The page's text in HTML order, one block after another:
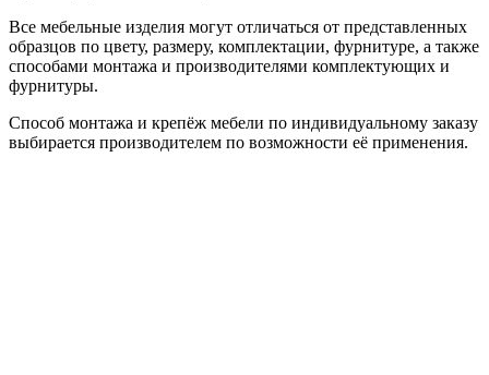
Все мебельные изделия могут отличаться от представленных
образцов по цвету, размеру, комплектации, фурнитуре, а также
способами монтажа и производителями комплектующих и
фурнитуры.
Способ монтажа и крепёж мебели по индивидуальному заказу
выбирается производителем по возможности её применения.